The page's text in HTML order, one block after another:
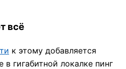
всё
к этому добавляется
гигабитной локалке пинг